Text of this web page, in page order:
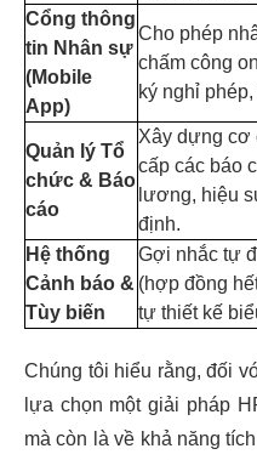
Cổng thông
tin Nhân sự
(Mobile
App)
Cho phép
chấm công
ký nghỉ
Quản lý Tổ
chức & Báo
cáo
Xây dựng cơ
cấp các báo
lương, hiệu
định.
Hệ thống
Cảnh báo &
Tùy biến
Gợi nhắc tự
(hợp đồng
tự thiết kế
Chúng tôi hiểu rằng, đối
lựa chọn một giải pháp
mà còn là về khả năng